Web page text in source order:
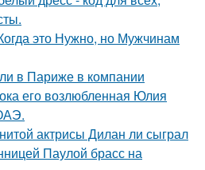
это Нужно, но Мужчинам
в Париже в компании
его возлюбленная Юлия
актрисы Дилан ли сыграл
Паулой брасс на